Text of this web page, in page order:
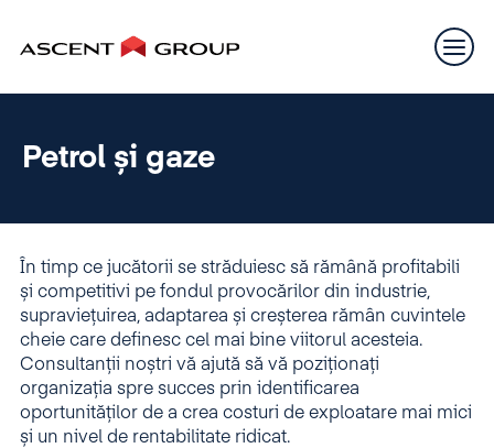
Petrol și gaze
În timp ce jucătorii se străduiesc să rămână profitabili
și competitivi pe fondul provocărilor din industrie,
supraviețuirea, adaptarea și creșterea rămân cuvintele
cheie care definesc cel mai bine viitorul acesteia.
Consultanții noștri vă ajută să vă poziționați
organizația spre succes prin identificarea
oportunităților de a crea costuri de exploatare mai mici
și un nivel de rentabilitate ridicat.